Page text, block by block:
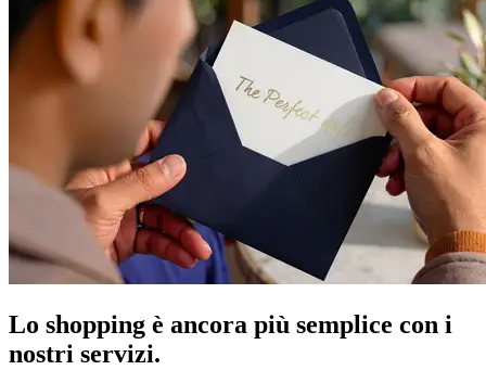
Lo shopping è ancora più semplice con i
nostri servizi.